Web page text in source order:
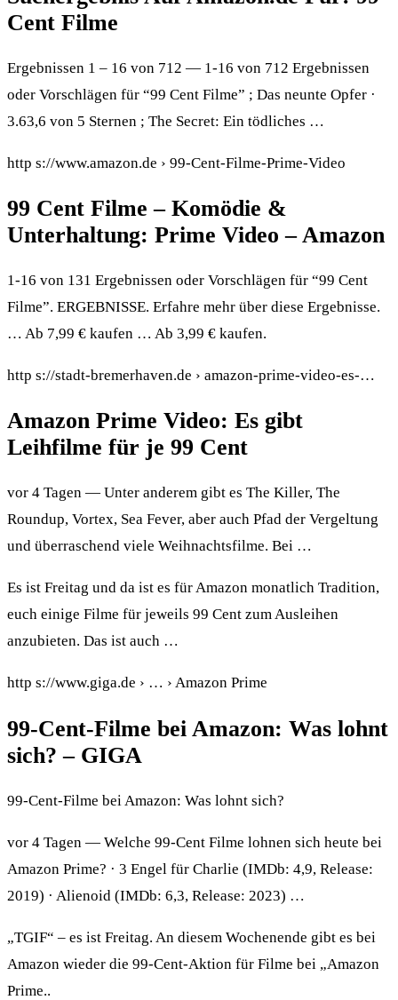
Cent Filme
Ergebnissen 1 – 16 von 712 — 1-16 von 712 Ergebnissen
oder Vorschlägen für “99 Cent Filme” ; Das neunte Opfer ·
3.63,6 von 5 Sternen ; The Secret: Ein tödliches …
http s://www.amazon.de › 99-Cent-Filme-Prime-Video
99 Cent Filme – Komödie &
Unterhaltung: Prime Video – Amazon
1-16 von 131 Ergebnissen oder Vorschlägen für “99 Cent
Filme”. ERGEBNISSE. Erfahre mehr über diese Ergebnisse.
… Ab 7,99 € kaufen … Ab 3,99 € kaufen.
http s://stadt-bremerhaven.de › amazon-prime-video-es-…
Amazon Prime Video: Es gibt
Leihfilme für je 99 Cent
vor 4 Tagen — Unter anderem gibt es The Killer, The
Roundup, Vortex, Sea Fever, aber auch Pfad der Vergeltung
und überraschend viele Weihnachtsfilme. Bei …
Es ist Freitag und da ist es für Amazon monatlich Tradition,
euch einige Filme für jeweils 99 Cent zum Ausleihen
anzubieten. Das ist auch …
http s://www.giga.de › … › Amazon Prime
99-Cent-Filme bei Amazon: Was lohnt
sich? – GIGA
99-Cent-Filme bei Amazon: Was lohnt sich?
vor 4 Tagen — Welche 99-Cent Filme lohnen sich heute bei
Amazon Prime? · 3 Engel für Charlie (IMDb: 4,9, Release:
2019) · Alienoid (IMDb: 6,3, Release: 2023) …
„TGIF“ – es ist Freitag. An diesem Wochenende gibt es bei
Amazon wieder die 99-Cent-Aktion für Filme bei „Amazon
Prime..